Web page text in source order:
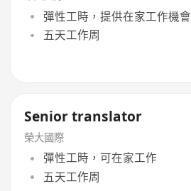
彈性工時，提供在家工作機會
五天工作周
Senior translator
榮大國際
彈性工時，可在家工作
五天工作周